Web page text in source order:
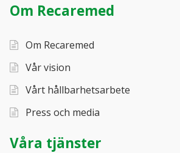
Om Recaremed
Om Recaremed
Vår vision
Vårt hållbarhetsarbete
Press och media
Våra tjänster